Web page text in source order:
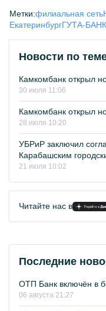
Метки:филиальная сеть
ЕкатеринбургГУТА-БАНК
Новости по
Камкомбанк открыл
30 июля 11:06
Камкомбанк открыл
28 июля 10:20
УБРиР заключил
Карабашским
21 июля 10:02
Читайте нас в
Последние
ОТП Банк включён в
06 августа 21:27